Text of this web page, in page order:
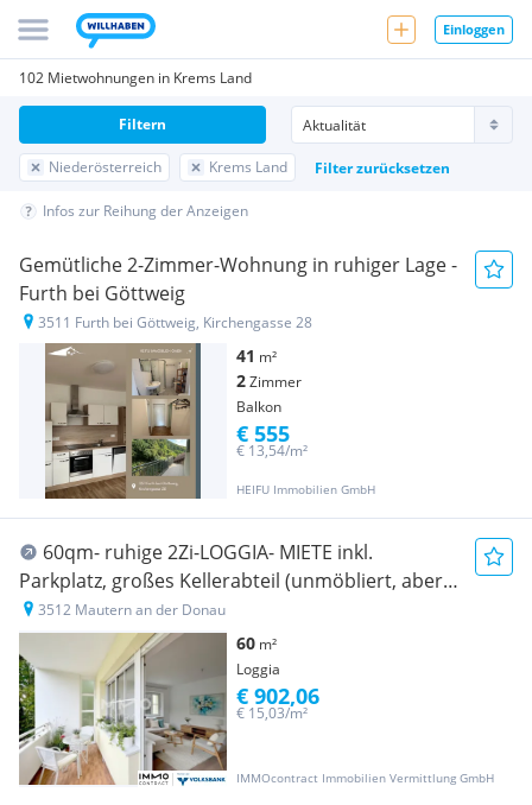
Einloggen
102 Mietwohnungen in Krems Land
Niederösterreich Krems Land Filter zurücksetzen
Filtern
Infos zur Reihung der Anzeigen
Gemütliche 2-Zimmer-Wohnung in ruhiger Lage -
Furth bei Göttweig
3511 Furth bei Göttweig, Kirchengasse 28
41 m²
2Zimmer
Balkon
HEIFU Immobilien GmbH
€ 13,54/m²
€ 555
60qm- ruhige 2Zi-LOGGIA- MIETE inkl.
Parkplatz, großes Kellerabteil (unmöbliert, aber
mit Küche!)
3512 Mautern an der Donau
60 m²
Loggia
IMMOcontract Immobilien Vermittlung GmbH
€ 15,03/m²
€ 902,06